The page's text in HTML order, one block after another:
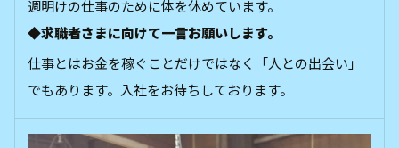
週明けの仕事のために体を休めています。
◆求職者さまに向けて一言お願いします。
仕事とはお金を稼ぐことだけではなく「人との出会い」
でもあります。入社をお待ちしております。